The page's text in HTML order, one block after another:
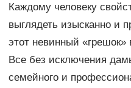
Каждому человеку
выглядеть изысканно и
этот невинный
Все без исключения
семейного и